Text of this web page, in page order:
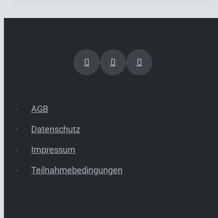
AGB
Datenschutz
Impressum
Teilnahmebedingungen